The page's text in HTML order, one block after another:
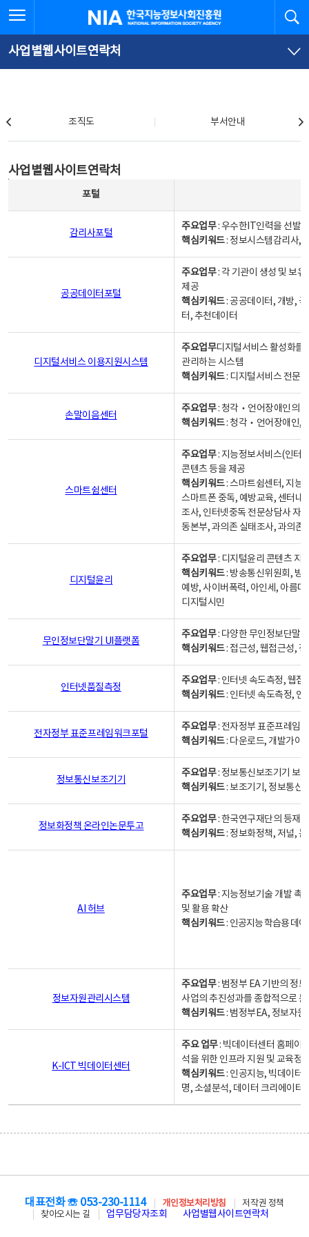
문
로
가
체
뉴
바
가
한국지능정보사회진흥원
사업별웹사이트연락처
조직도 부서안내
사업별웹사이트연락처
포털
감리사포털
주요업무: 우수한IT인력을 선발
핵심키워드: 정보시스템감리사,
공공데이터포털
주요업무: 각 기관이 생성 및 보
제공
핵심키워드: 공공데이터, 개방,
터, 추천데이터
디지털서비스 이용지원시스템
주요업무디지털서비스 활성화를
관리하는 시스템
핵심키워드: 디지털서비스 전문
손말이음센터
주요업무: 청각‧언어장애인의
핵심키워드: 청각‧언어장애인,
스마트쉼센터
주요업무: 지능정보서비스(인터
콘텐츠 등을 제공
핵심키워드: 스마트쉼센터, 지능
스마트폰 중독, 예방교육, 센터내
조사, 인터넷중독 전문상담사 자
동본부, 과의존 실태조사, 과의존
디지털윤리
주요업무: 디지털윤리 콘텐츠 지
핵심키워드: 방송통신위원회, 방
예방, 사이버폭력, 아인세, 아름
디지털시민
무인정보단말기 UI플랫폼
주요업무: 다양한 무인정보단말
핵심키워드: 접근성, 웹접근성,
인터넷품질측정
주요업무: 인터넷 속도측정, 웹접
핵심키워드: 인터넷 속도측정, 인
전자정부 표준프레임워크포털
주요업무: 전자정부 표준프레임
핵심키워드: 다운로드, 개발가이
정보통신보조기기
주요업무: 정보통신보조기기 보
핵심키워드: 보조기기, 정보통신
정보화정책 온라인논문투고
주요업무: 한국연구재단의 등재
핵심키워드: 정보화정책, 저널,
AI 허브
주요업무: 지능정보기술 개발 촉
및 활용 확산
핵심키워드: 인공지능 학습용 데
정보자원관리시스템
주요업무: 범정부 EA 기반의 정
사업의 추진성과를 종합적으로
핵심키워드: 범정부EA, 정보자
K-ICT 빅데이터센터
주요 업무: 빅데이터센터 홈페이
석을 위한 인프라 지원 및 교육정
핵심키워드: 인공지능, 빅데이터,
명, 소셜분석, 데이터 크리에이터
대표전화 ☏ 053-230-1114 개인정보처리방침
저작권 정책
찾아오시는 길
업무담당자조회 사업별웹사이트연락처